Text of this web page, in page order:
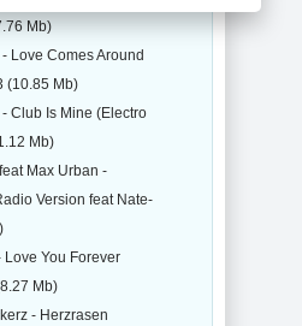
Mb)
Love Comes Around
(10.85 Mb)
Club Is Mine (Electro
Mb)
Max Urban -
Version feat Nate-
Love You Forever
Mb)
- Herzrasen